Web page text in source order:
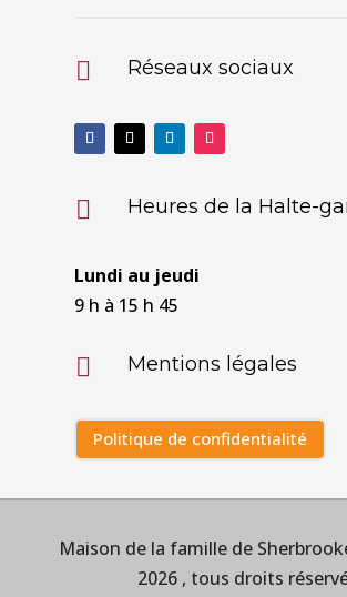
 Réseaux sociaux
 Heures de la Halte-
Lundi au jeudi
9 h à 15 h 45
 Mentions légales
Politique de confidentialité
Maison de la famille de
2026 , tous droits